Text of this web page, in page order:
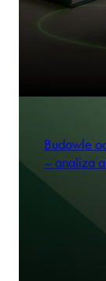
Budowle
– analiza